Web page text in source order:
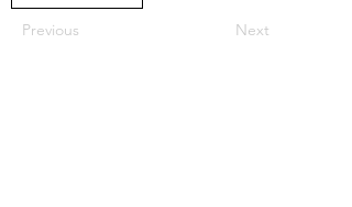
Previous Next